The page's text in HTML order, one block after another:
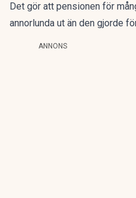
Det gör att pensionen för
annorlunda ut än den gjorde
ANNONS